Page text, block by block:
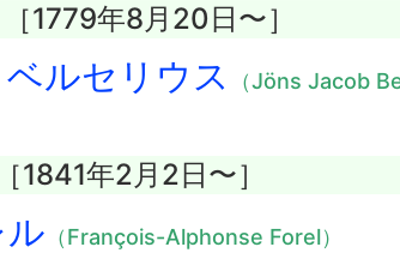
1779年8月20日〜］
ルセリウス （Jöns Jacob
1841年2月2日〜］
（François-Alphonse Forel）